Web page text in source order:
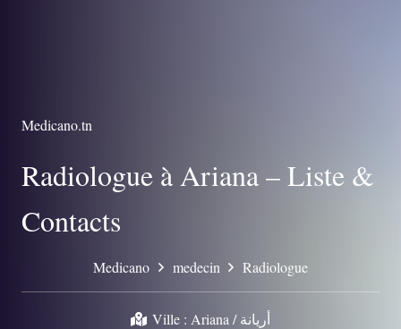
Medicano.tn
Radiologue à Ariana – Liste &
Contacts
Medicano medecin Radiologue
Ville : Ariana / أريانة